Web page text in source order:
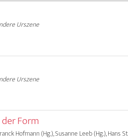
Urszene
Urszene
Form
Hofmann (Hg.), Susanne Leeb (Hg.), Hans